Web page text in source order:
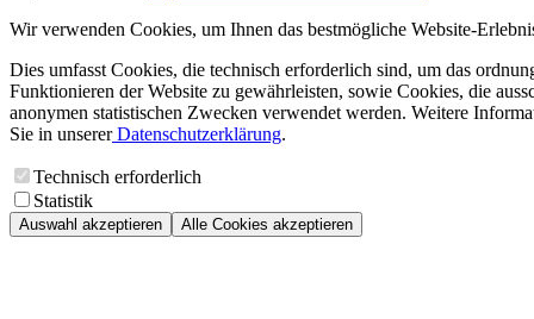
Wir verwenden Cookies, um Ihnen das bestmögliche Website-
Dies umfasst Cookies, die technisch erforderlich sind, um das
Funktionieren der Website zu gewährleisten, sowie Cookies, die
anonymen statistischen Zwecken verwendet werden. Weitere
Sie in unsererDatenschutzerklärung.
Technisch erforderlich
Statistik
Auswahl akzeptieren Alle Cookies akzeptieren